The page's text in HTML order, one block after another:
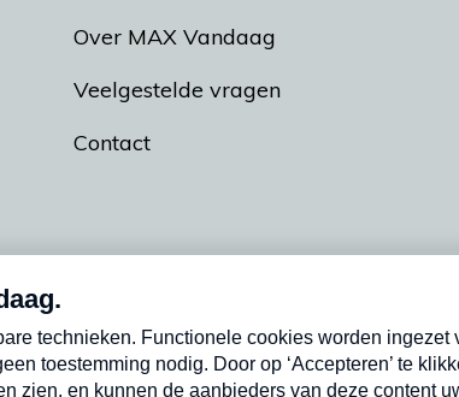
Over MAX Vandaag
Veelgestelde vragen
Contact